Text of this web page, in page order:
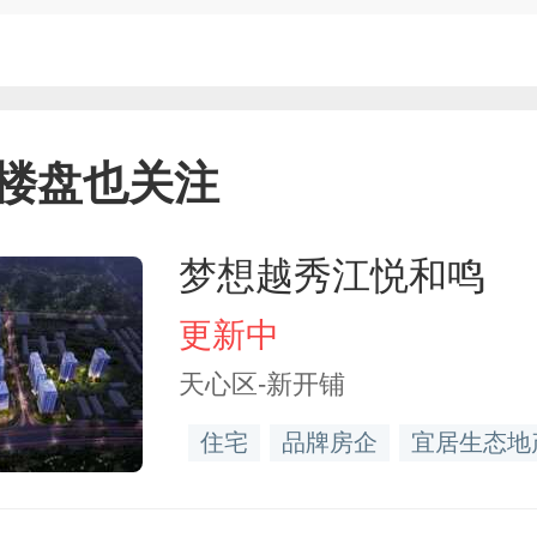
盘也关注
梦想越秀江悦和鸣
更新中
天心区-新开铺
住宅 品牌房企 宜居生态地